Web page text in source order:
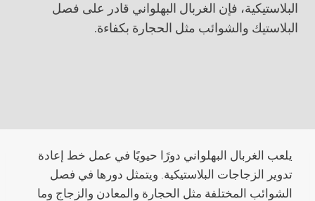
البلاستيكية، فإن الغربال البهلواني قادر على فصل
البلاستيك والشوائب مثل الحجارة بكفاءة.
يلعب الغربال البهلواني دورًا حيويًا في عمل خط إعادة
تدوير الزجاجات البلاستيكية. ويتمثل دورها في فصل
الشوائب المختلفة مثل الحجارة والمعادن والزجاج وما